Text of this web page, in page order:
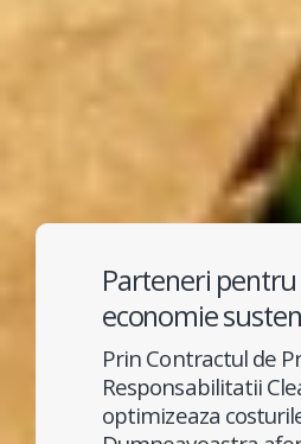
Parteneri
economie
Prin Contractul de
Responsabilitatii
optimizeaza